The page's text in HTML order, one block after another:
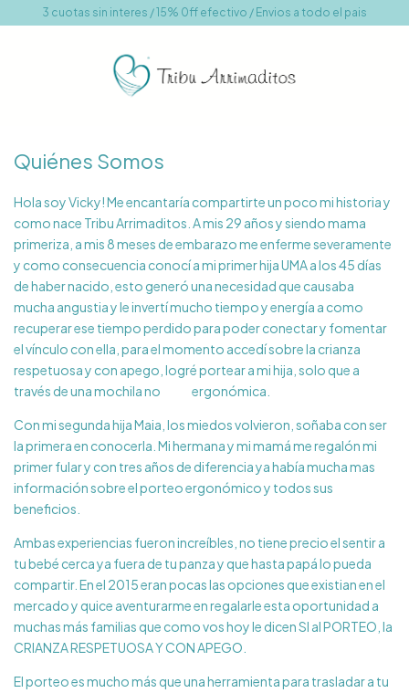
3 cuotas sin interes / 15% 0ff efectivo / Envios a todo el pais
Quiénes Somos
Hola soy Vicky! Me encantaría compartirte un poco mi historia y
como nace Tribu Arrimaditos. A mis 29 años y siendo mama
primeriza, a mis 8 meses de embarazo me enferme severamente
y como consecuencia conocí a mi primer hija UMA a los 45 días
de haber nacido, esto generó una necesidad que causaba
mucha angustia y le invertí mucho tiempo y energía a como
recuperar ese tiempo perdido para poder conectar y fomentar
el vínculo con ella, para el momento accedí sobre la crianza
respetuosa y con apego, logré portear a mi hija, solo que a
través de una mochila no ergonómica.
Con mi segunda hija Maia, los miedos volvieron, soñaba con ser
la primera en conocerla. Mi hermana y mi mamá me regalón mi
primer fular y con tres años de diferencia ya había mucha mas
información sobre el porteo ergonómico y todos sus
beneficios.
Ambas experiencias fueron increíbles, no tiene precio el sentir a
tu bebé cerca ya fuera de tu panza y que hasta papá lo pueda
compartir. En el 2015 eran pocas las opciones que existian en el
mercado y quice aventurarme en regalarle esta oportunidad a
muchas más familias que como vos hoy le dicen SI al PORTEO, la
CRIANZA RESPETUOSA Y CON APEGO.
El porteo es mucho más que una herramienta para trasladar a tu